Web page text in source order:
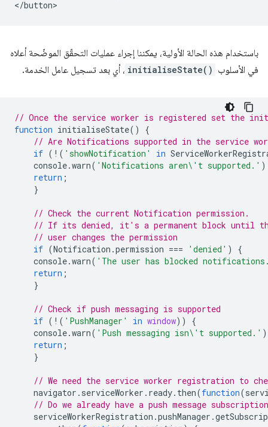
باستخدام هذه الحالة الأولية، يمكننا إجراء عمليات التحقّق الموضّحة أعلاه
في الأسلوب initialiseState() ، أي بعد تسجيل عامل الخدمة.
// Once the service worker is registered set the
function initialiseState()
{
// Are Notifications supported in the service
if ( ! ( 'showNotification' in
console.warn( 'Notifications aren\'t supported.'
return ;
}
// Check the current Notification permission.
// If its denied, it's a permanent block until
// user changes the permission
if (Notification .permission === 'denied' )
{
console.warn( 'The user has blocked
return ;
}
// Check if push messaging is supported
if ( ! ( 'PushManager' in window))
{
console.warn( 'Push messaging isn\'t supported.'
return ;
}
// We need the service worker registration to
navigator . serviceWorker . ready. then(function(
// Do we already have a push message
serviceWorkerRegistration .pushManager .